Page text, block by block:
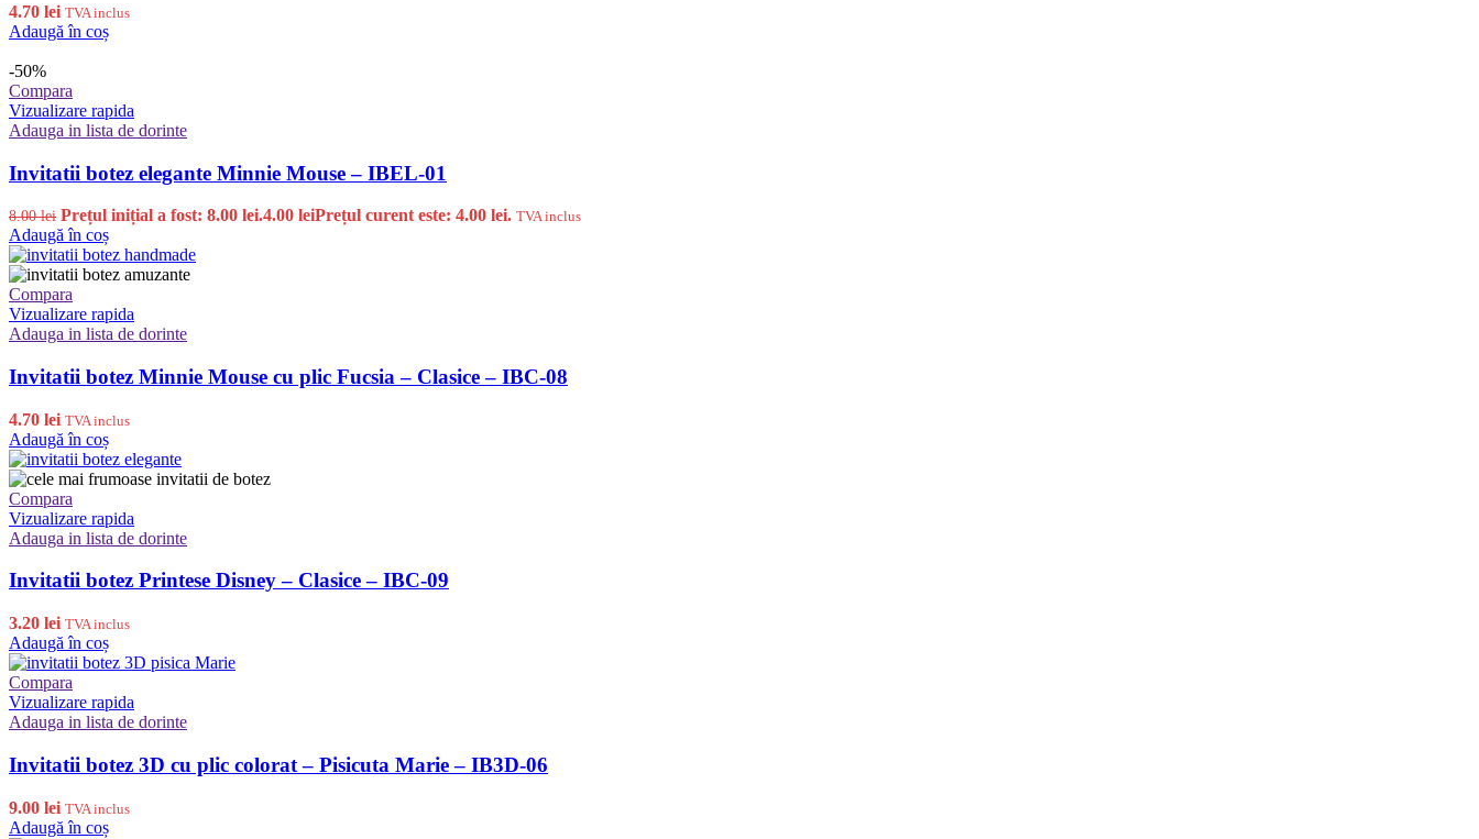
4.70 lei TVA inclus
Adaugă în coș
-50%
Compara
Vizualizare rapida
Adauga in lista de dorinte
Invitatii botez elegante Minnie Mouse – IBEL-01
8.00lei Prețul inițial a fost: 8.00 lei.4.00 leiPrețul curent este: 4.00 lei. TVA inclus
Adaugă în coș
Compara
Vizualizare rapida
Adauga in lista de dorinte
Invitatii botez Minnie Mouse cu plic Fucsia – Clasice – IBC-08
4.70 lei TVA inclus
Adaugă în coș
Compara
Vizualizare rapida
Adauga in lista de dorinte
Invitatii botez Printese Disney – Clasice – IBC-09
3.20 lei TVA inclus
Adaugă în coș
Compara
Vizualizare rapida
Adauga in lista de dorinte
Invitatii botez 3D cu plic colorat – Pisicuta Marie – IB3D-06
9.00 lei TVA inclus
Adaugă în coș